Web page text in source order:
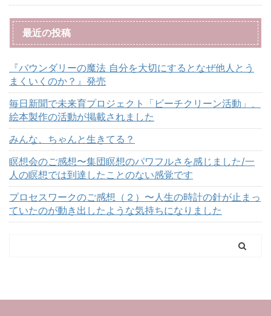
最近の投稿
『バウンダリーの魔法 自分を大切にするとなぜ他人とう
まくいくのか？』発売
毎日新聞で未来育プロジェクト「ビーチクリーン活動」、
絵本製作の活動が掲載されました
みんな、ちゃんと生きてる？
瞑想会のご感想〜集団瞑想のパワフルさを感じました/一
人の瞑想では到達したことのない感覚です
プロセスワークのご感想（２）〜人生の時計の針が止まっ
ていたのが動き出したような気持ちになりました